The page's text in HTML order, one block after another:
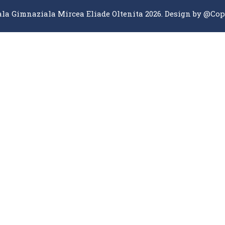
Gimnaziala Mircea Eliade Oltenita 2026. Design by